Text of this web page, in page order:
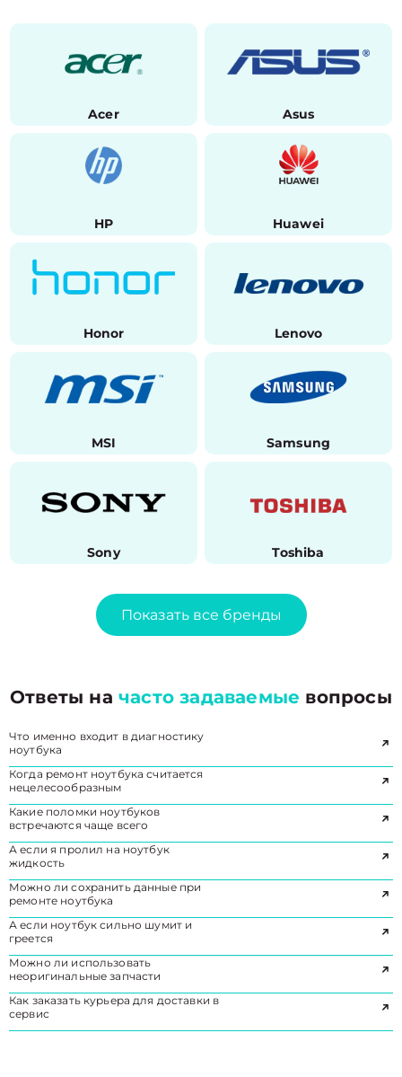
Acer Asus
HP Huawei
Honor Lenovo
MSI Samsung
Sony Toshiba
Показать все бренды
Ответы начасто задаваемые вопросы
Что именно входит в диагностику
ноутбука
Когда ремонт ноутбука считается
нецелесообразным
Какие поломки ноутбуков
встречаются чаще всего
А если я пролил на ноутбук
жидкость
Можно ли сохранить данные при
ремонте ноутбука
А если ноутбук сильно шумит и
греется
Можно ли использовать
неоригинальные запчасти
Как заказать курьера для доставки в
сервис